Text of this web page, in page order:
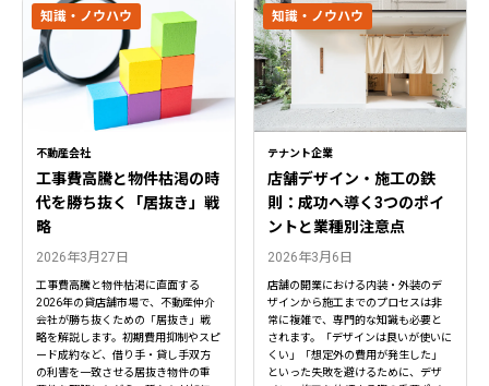
不動産会社
工事費高騰と物件枯渇の時
代を勝ち抜く「居抜き」戦
略
2026年3月27日
工事費高騰と物件枯渇に直面する
2026年の貸店舗市場で、不動産仲介
会社が勝ち抜くための「居抜き」戦
略を解説します。初期費用抑制やスピ
ード成約など、借り手・貸し手双方
の利害を一致させる居抜き物件の重
知識・ノウハウ
テナント企業
店舗デザイン・施工の鉄
則：成功へ導く3つのポイ
ントと業種別注意点
2026年3月6日
店舗の開業における内装・外装のデ
ザインから施工までのプロセスは非
常に複雑で、専門的な知識も必要と
されます。「デザインは良いが使いに
くい」「想定外の費用が発生した」
といった失敗を避けるために、デザ
知識・ノウハウ